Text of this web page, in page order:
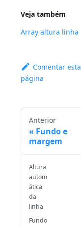
Veja também
Array altura linha
Comentar esta
página
Anterior
Fundo e
margem
Altura
autom
ática
da
linha
Fundo